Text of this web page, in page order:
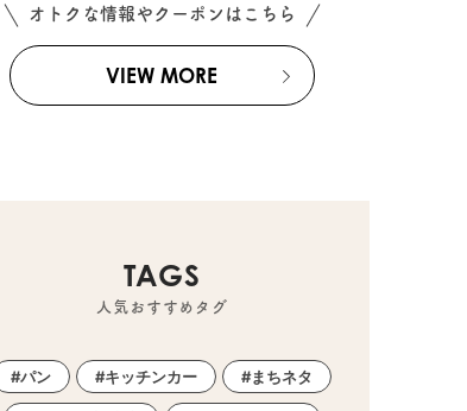
オトクな情報やクーポンはこちら
VIEW MORE
TAGS
人気おすすめタグ
パン キッチンカー まちネタ